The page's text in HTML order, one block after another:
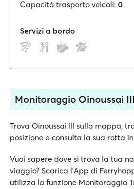
Capacità trasporto veicoli: 0
Servizi a bordo
Monitoraggio Oinoussai III
Trova Oinoussai III sulla mappa,
posizione e consulta la sua rotta
Vuoi sapere dove si trova la tua
viaggio? Scarica l'App di
utilizza la funzione Monitoraggio